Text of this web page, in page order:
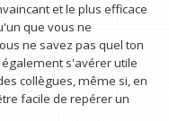
et le plus efficace
que vous ne
ne savez pas quel ton
s'avérer utile
collègues, même si, en
facile de repérer un